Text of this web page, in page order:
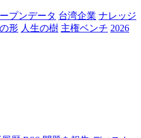
プンデータ 台湾企業 ナレッジ
形 人生の樹 主権ベンチ 2026